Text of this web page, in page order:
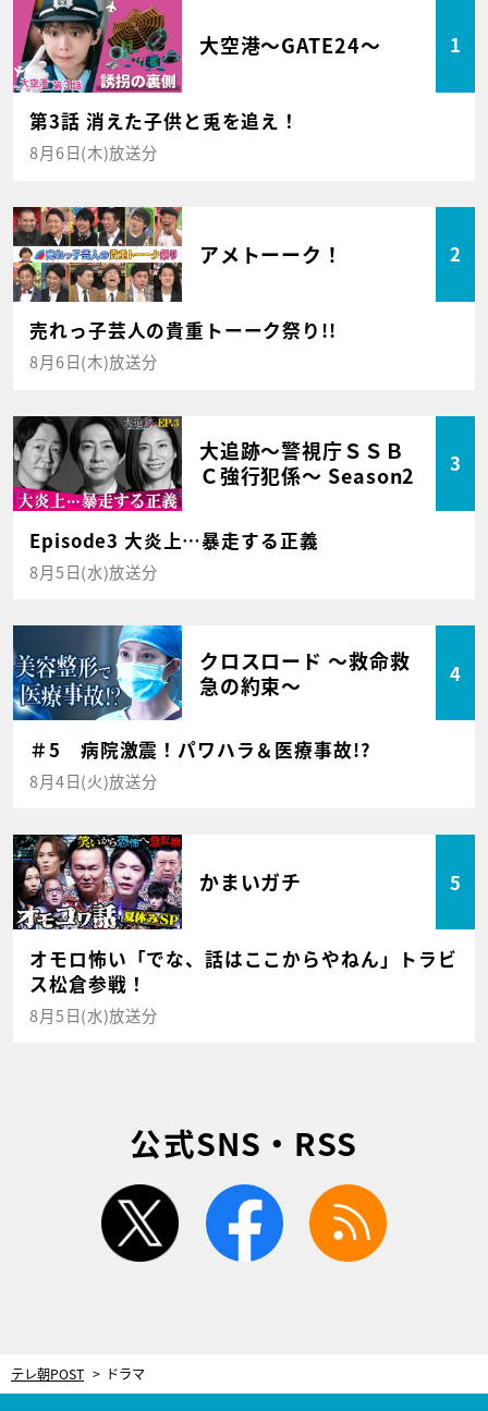
大空港～GATE24～ 1
第3話 消えた子供と兎を追え！
8月6日(木)放送分
アメトーーク！ 2
売れっ子芸人の貴重トーーク祭り!!
8月6日(木)放送分
大追跡～警視庁ＳＳＢ
Ｃ強行犯係～ Season2
3
Episode3 大炎上…暴走する正義
8月5日(水)放送分
クロスロード ～救命救
急の約束～
4
＃5 病院激震！パワハラ＆医療事故!?
8月4日(火)放送分
かまいガチ 5
オモロ怖い「でな、話はここからやねん」トラビ
ス松倉参戦！
8月5日(水)放送分
公式SNS・RSS
twitter facebook
テレ朝POST ドラマ